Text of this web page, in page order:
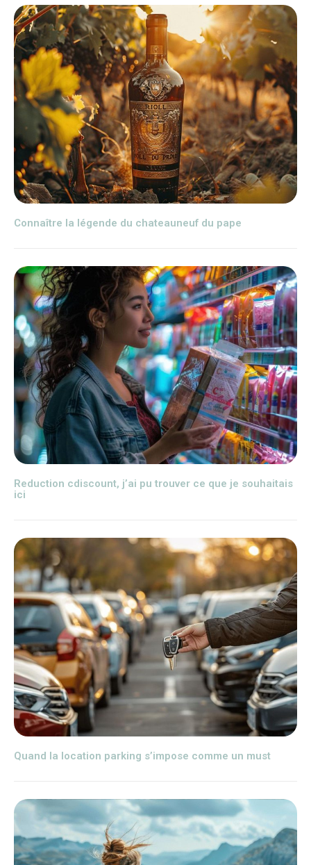
Connaître la légende du chateauneuf du pape
Reduction cdiscount, j’ai pu trouver ce que je souhaitais
ici
Quand la location parking s’impose comme un must